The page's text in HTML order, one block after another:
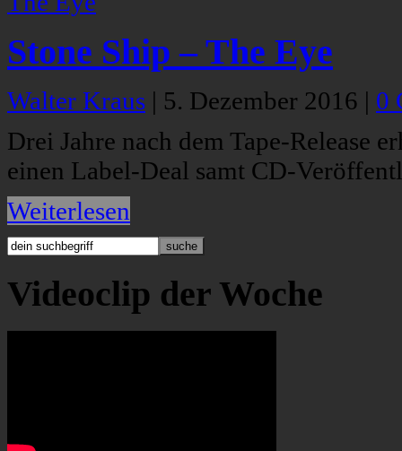
Stone Ship – The Eye
Walter Kraus | 5. Dezember 2016 | 0
Drei Jahre nach dem Tape-Release
einen Label-Deal samt CD-
Weiterlesen
Videoclip der Woche